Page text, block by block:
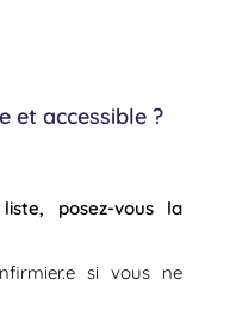
et accessible ?
posez-vous la
si vous ne